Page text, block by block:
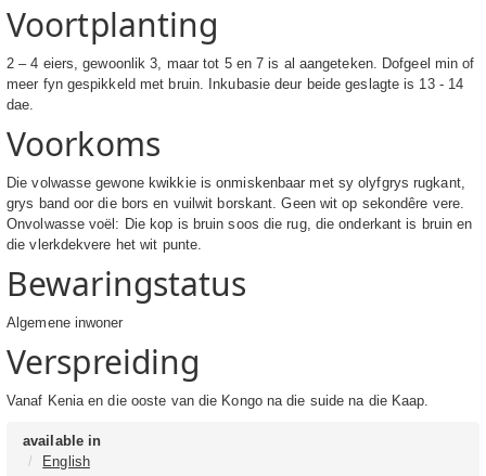
Voortplanting
2 – 4 eiers, gewoonlik 3, maar tot 5 en 7 is al aangeteken. Dofgeel min of
meer fyn gespikkeld met bruin. Inkubasie deur beide geslagte is 13 - 14
dae.
Voorkoms
Die volwasse gewone kwikkie is onmiskenbaar met sy olyfgrys rugkant,
grys band oor die bors en vuilwit borskant. Geen wit op sekondêre vere.
Onvolwasse voël: Die kop is bruin soos die rug, die onderkant is bruin en
die vlerkdekvere het wit punte.
Bewaringstatus
Algemene inwoner
Verspreiding
Vanaf Kenia en die ooste van die Kongo na die suide na die Kaap.
available in
English